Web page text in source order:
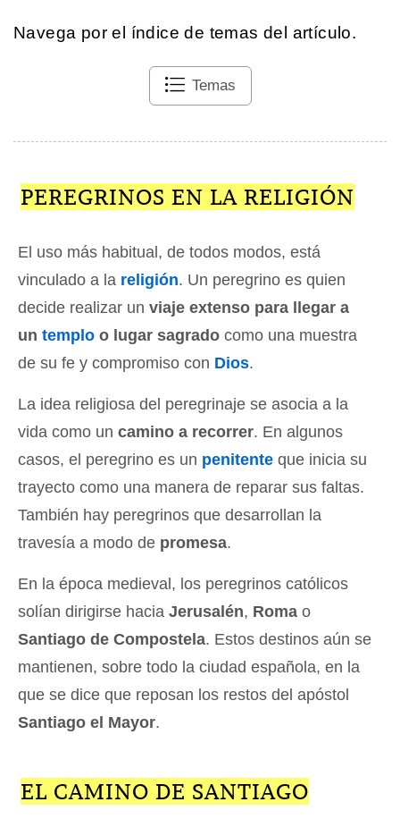
Navega por el índice de temas del artículo.
Temas
PEREGRINOS EN LA RELIGIÓN
El uso más habitual, de todos modos, está
vinculado a la religión. Un peregrino es quien
decide realizar un viaje extenso para llegar a
un templo o lugar sagrado como una muestra
de su fe y compromiso con Dios.
La idea religiosa del peregrinaje se asocia a la
vida como un camino a recorrer. En algunos
casos, el peregrino es un penitente que inicia su
trayecto como una manera de reparar sus faltas.
También hay peregrinos que desarrollan la
travesía a modo de promesa.
En la época medieval, los peregrinos católicos
solían dirigirse hacia Jerusalén, Roma o
Santiago de Compostela. Estos destinos aún se
mantienen, sobre todo la ciudad española, en la
que se dice que reposan los restos del apóstol
Santiago el Mayor.
EL CAMINO DE SANTIAGO